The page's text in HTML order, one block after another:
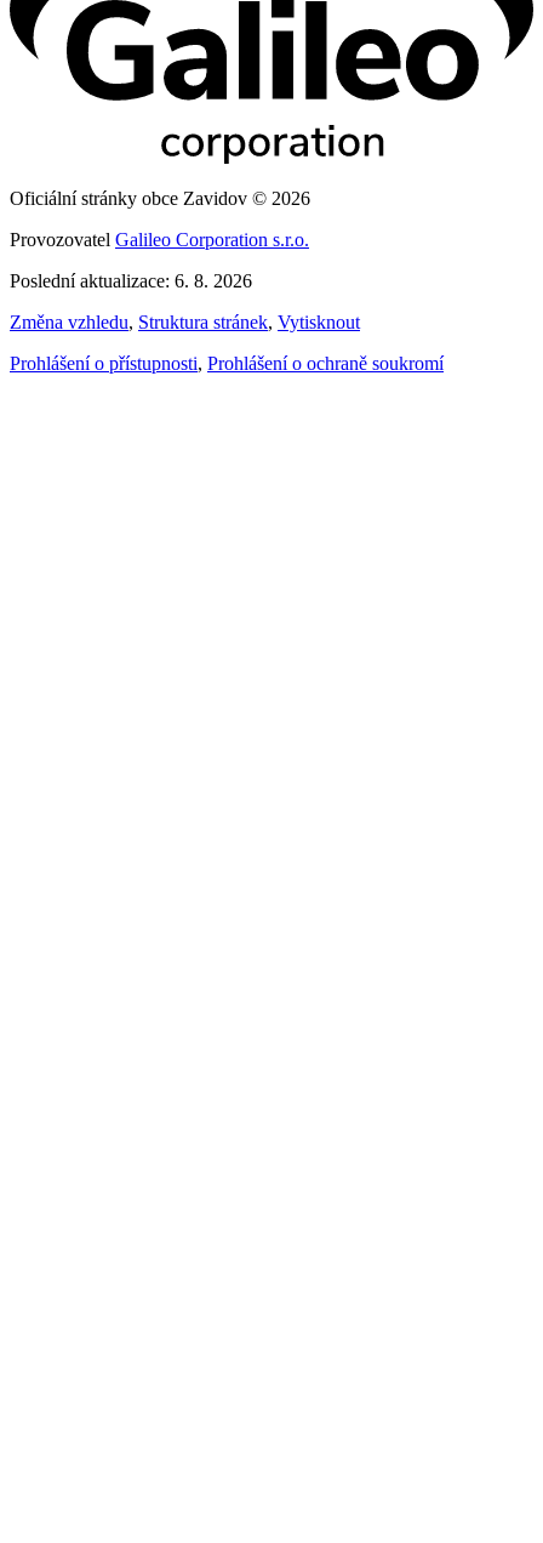
Oficiální stránky obce Zavidov © 2026
Provozovatel Galileo Corporation s.r.o.
Poslední aktualizace: 6. 8. 2026
Změna vzhledu, Struktura stránek, Vytisknout
Prohlášení o přístupnosti, Prohlášení o ochraně soukromí